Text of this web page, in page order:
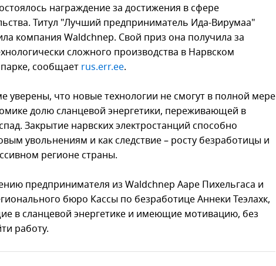
награждение за достижения в сфере
Титул "Лучший предприниматель Ида-Вирумаа"
компания Waldchnep. Свой приз она получила за
сложного производства в Нарвском
сообщает rus.err.ee.
уверены, что новые технологии не смогут в полной мере
долю сланцевой энергетики, переживающей в
Закрытие нарвских электростанций способно
увольнениям и как следствие – росту безработицы и
регионе страны.
предпринимателя из Waldchnep Ааре Пихельгаса и
бюро Кассы по безработице Аннеки Теэлахк,
в сланцевой энергетике и имеющие мотивацию, без
работу.